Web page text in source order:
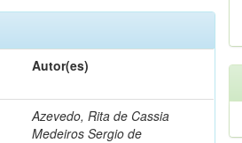
Autor(es)
Azevedo, Rita de Cassia
Medeiros Sergio de